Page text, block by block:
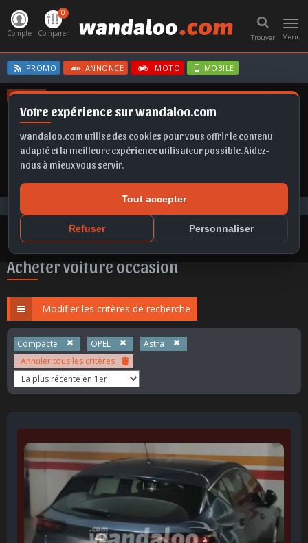
Votre expérience sur wandaloo.com
wandaloo.com utilise des cookies pour vous offrir le contenu
adapté et la meilleure expérience utilisateur possible. Aidez-
nous à mieux vous servir.
Tout accepter
Refuser Personnaliser
Menu
Trouver
Compte
0
Comparer
PROMO ANNONCE MOTO MOBILE
OFFRES
FRONTERA
Voiture Occasion Maroc Acheter Opel Astra occasion au Maroc
Acheter voiture occasion
Modifier les critères de recherche
Compacte OPEL
Astra
Annuler tous les critères